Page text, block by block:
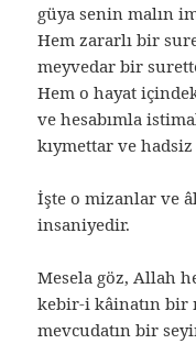
güya senin malın
Hem zararlı bir
meyvedar bir
Hem o hayat
ve hesabımla
kıymettar ve
İşte o mizanlar ve
insaniyedir.
Mesela göz, Allah
kebir-i kâinatın bir
mevcudatın bir